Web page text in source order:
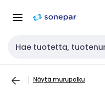
navigointiinsisältöön
Haku
Näytä murupolku